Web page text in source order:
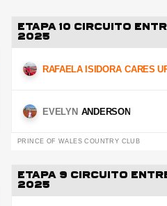
ETAPA 10 CIRCUITO
2025
RAFAELA ISIDORA CARES
EVELYN ANDERSON
PRINCE OF WALES COUNTRY CLUB
ETAPA 9 CIRCUITO
2025